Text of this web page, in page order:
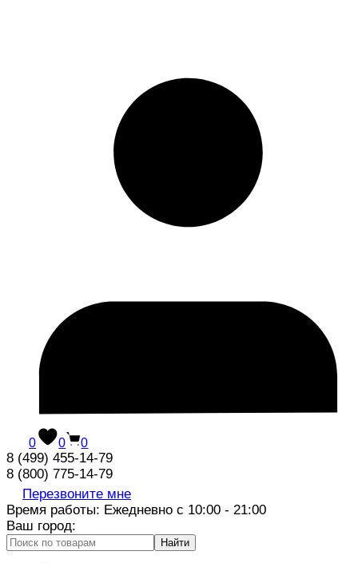
0 0 0
8 (499) 455-14-79
8 (800) 775-14-79
Перезвоните мне
Время работы: Ежедневно с 10:00 - 21:00
Ваш город:
Найти